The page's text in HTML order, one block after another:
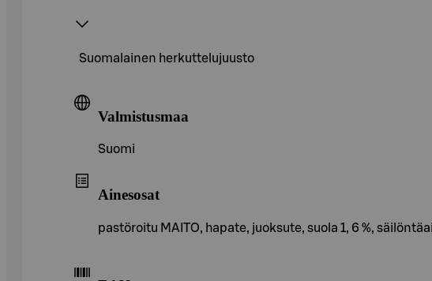
Suomalainen herkuttelujuusto
Valmistusmaa
Suomi
Ainesosat
pastöroitu MAITO, hapate, juoksute, suola 1, 6 %,